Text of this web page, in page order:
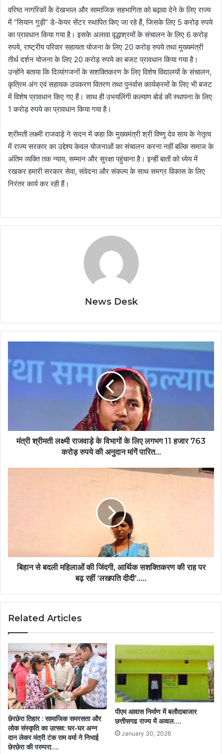
वरिष्ठ नागरिकों केे देखभाल और सामाजिक सहभागिता को बढ़ावा देने के लिए राज्य
में “सियान गुड़ी” डे-केयर सेंटर स्थापित किए जा रहे हैं, जिसके लिए 5 करोड़ रुपये
का प्रावधान किया गया है। इसके अलावा वृद्धाश्रमों के संचालन के लिए 6 करोड़
रुपये, राष्ट्रीय परिवार सहायता योजना के लिए 20 करोड़ रुपये तथा मुख्यमंत्री
तीर्थ दर्शन योजना के लिए 20 करोड़ रुपये का बजट प्रावधान किया गया है।
उन्होंने बताया कि दिव्यांगजनों के सशक्तिकरण के लिए विशेष विद्यालयों के संचालन,
कृत्रिम अंग एवं सहायक उपकरण वितरण तथा पुनर्वास कार्यक्रमों के लिए भी बजट
में विशेष प्रावधान किए गए हैं। साथ ही उभयलिंगी कल्याण बोर्ड की स्थापना के लिए
1 करोड़ रुपये का प्रावधान किया गया है।
श्रीमती लक्ष्मी राजवाड़े ने सदन में कहा कि मुख्यमंत्री श्री विष्णु देव साय के नेतृत्व
में राज्य सरकार का उद्देश्य केवल योजनाओं का संचालन करना नहीं बल्कि समाज के
अंतिम व्यक्ति तक न्याय, सम्मान और सुरक्षा पहुंचाना है। इन्हीं बातों को ध्येय में
रखकर हमारी सरकार सेवा, संवेदना और संकल्प के साथ समग्र विकास के लिए
निरंतर कार्य कर रही हैं।
News Desk
लक्ष्मी
राजवाड़े
विभागों
लगभग
रुपये
अनुदान
मंत्री श्रीमती लक्ष्मी राजवाड़े के विभागों के लिए लगभग 11 हजार 763
करोड़ रुपये की अनुदान मांगें पारित…
महिलाओं
सशक्तिकरण
की
दीदी’…..
बिहान से बदली महिलाओं की जिंदगी, आर्थिक सशक्तिकरण की राह पर
बढ़ रहीं ‘लखपति दीदी’…..
Related Articles
छेरछेरा तिहार : सामाजिक समरसता और
लोक संस्कृति का उत्सव: घर-घर अन्न
दान लेकर मंत्री टंक राम वर्मा ने निभाई
छेरछेरा की परम्परा….
पीएम आवास निर्माण में बलौदाबाजार
छत्तीसगढ राज्य में अव्वल….
January 30, 2026